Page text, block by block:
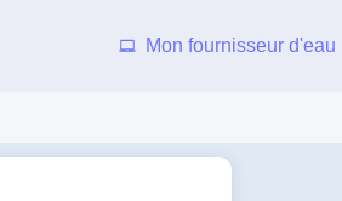
Mon fournisseur d'eau